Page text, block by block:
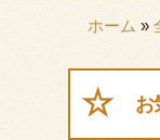
ホーム »
お